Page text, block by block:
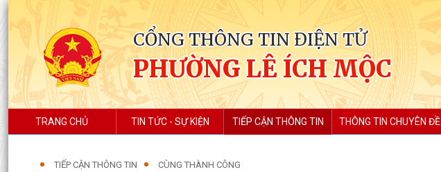
CỔNG THÔNG TIN ĐIỆN TỬ
PHƯỜNG LÊ ÍCH MỘC
TRANG CHỦ TIN TỨC - SỰ KIỆN TIẾP CẬN THÔNG TIN THÔNG TIN CHUYÊN ĐỀ.
TIẾP CẬN THÔNG TIN CÙNG THÀNH CÔNG